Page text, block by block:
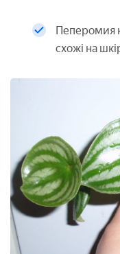
Пеперомия
схожі на